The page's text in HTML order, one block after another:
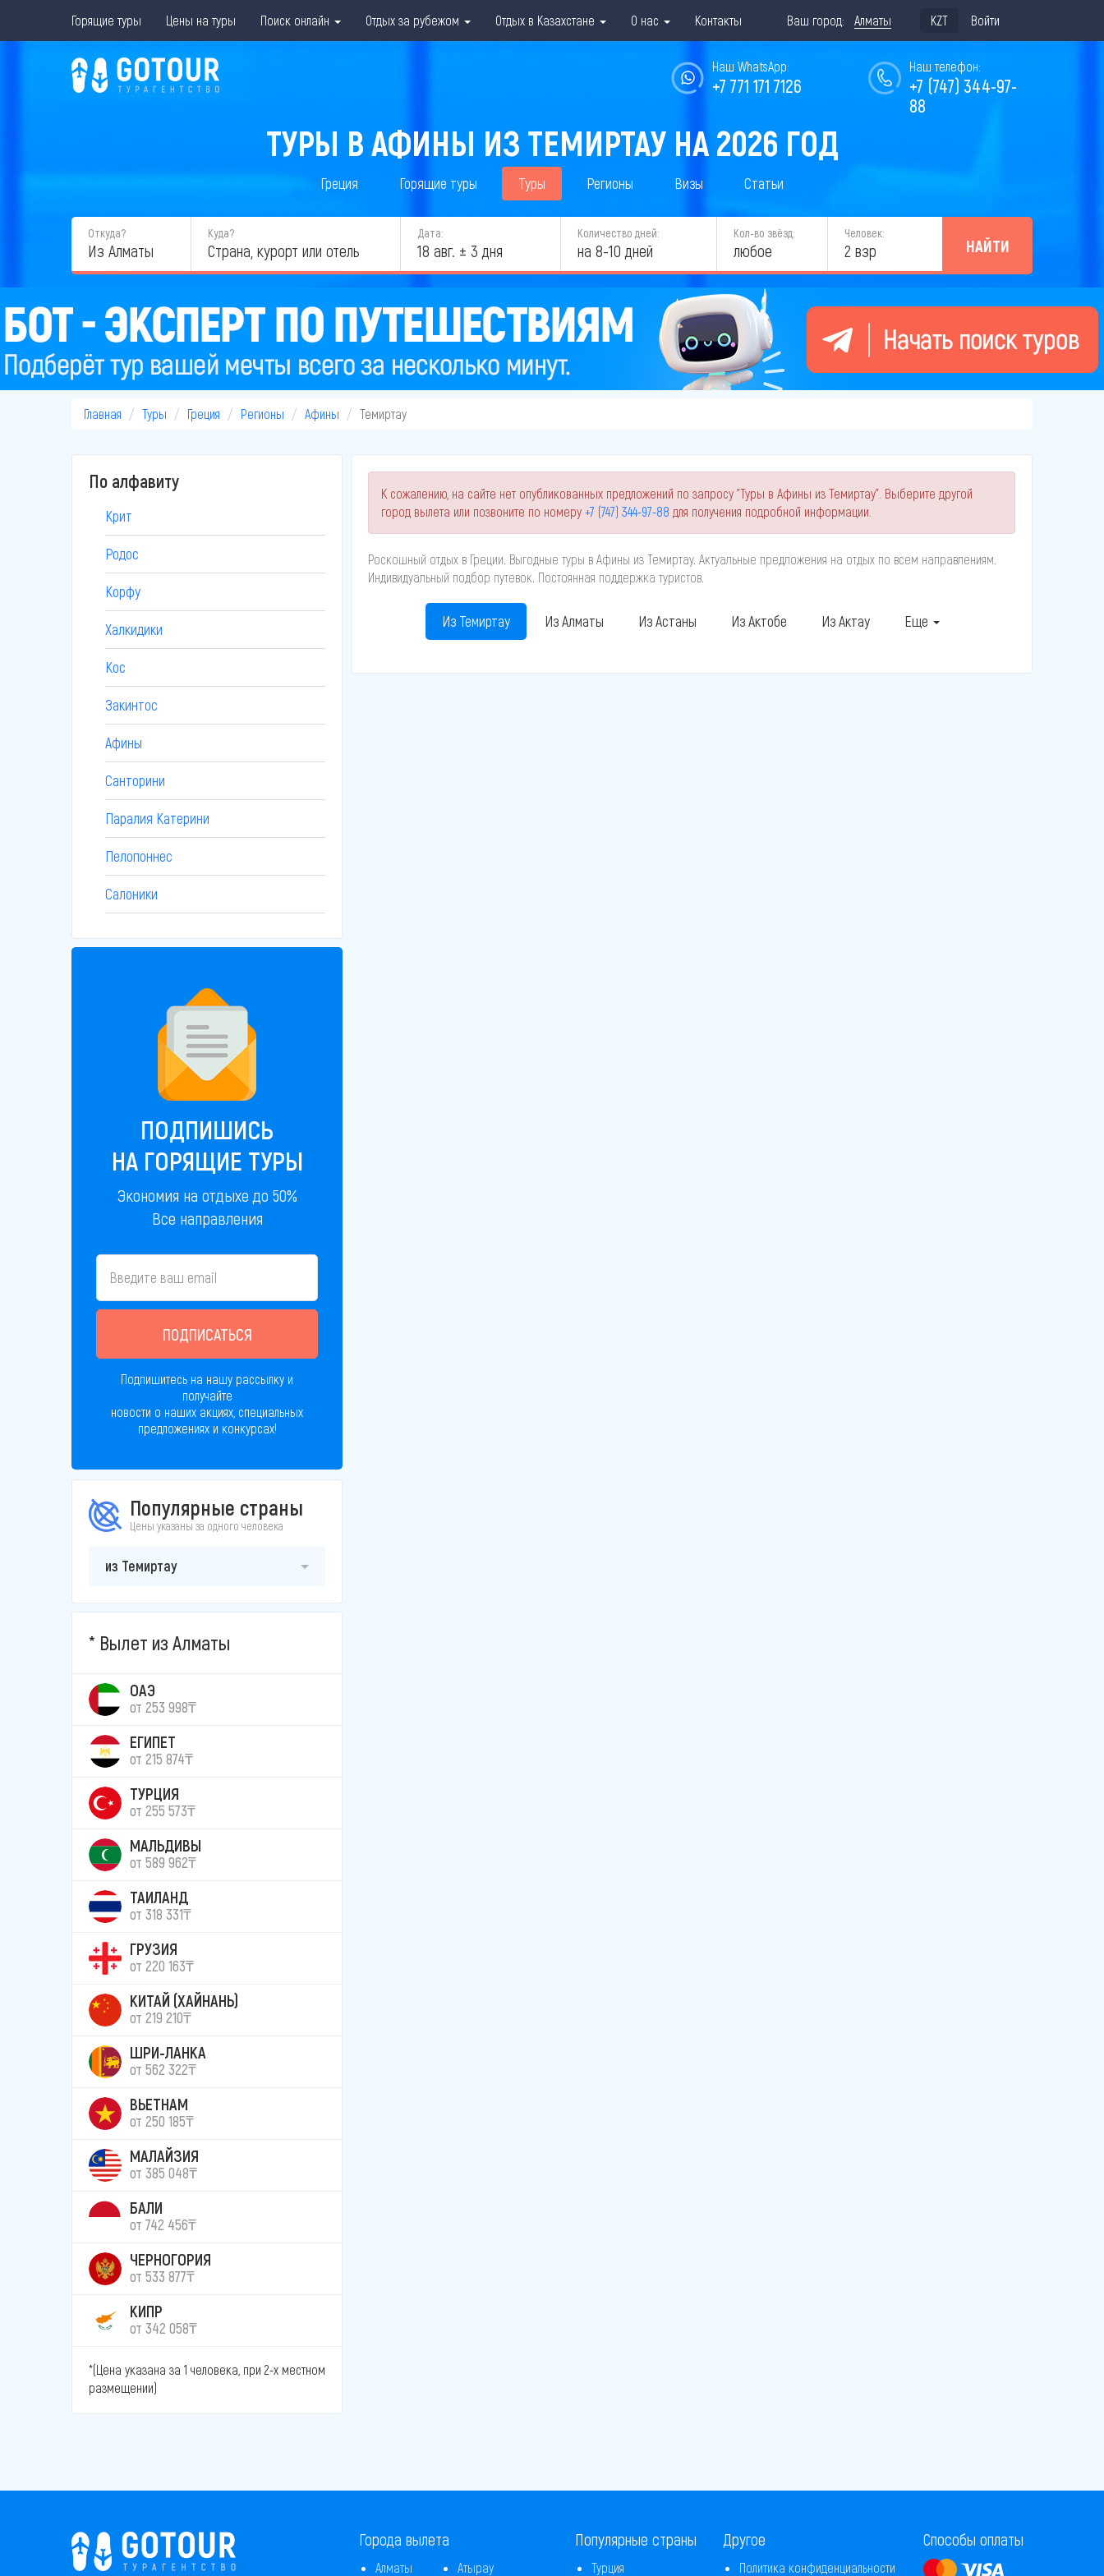
Горящие туры Цены на туры Поиск онлайн Отдых за рубежом Отдых в Казахстане О нас Контакты Ваш город: Алматы KZT Войти
Наш телефон:
+7 (747) 344-97-
88
Наш WhatsApp:
+7 771 171 7126
ТУРЫ В АФИНЫ ИЗ ТЕМИРТАУ НА 2026 ГОД
Греция Горящие туры Туры Регионы Визы Статьи
Откуда?
Из Алматы
Куда? Дата:
18 авг. ± 3 дня
Количество дней:
на 8-10 дней
Кол-во звёзд:
любое
Человек:
2 взр НАЙТИ
Главная Туры Греция Регионы Афины Темиртау
По алфавиту
Крит
Родос
Корфу
Халкидики
Кос
Закинтос
Афины
Санторини
Паралия Катерини
Пелопоннес
Салоники
ПОДПИШИСЬ
НА ГОРЯЩИЕ ТУРЫ
Экономия на отдыхе до 50%
Все направления
ПОДПИСАТЬСЯ
Подпишитесь на нашу рассылку и
получайте
новости о наших акциях, специальных
предложениях и конкурсах!
Популярные страны
Цены указаны за одного человека
из Темиртау
Вылет из Алматы
ОАЭ
от 253 998₸
ЕГИПЕТ
от 215 874₸
ТУРЦИЯ
от 255 573₸
МАЛЬДИВЫ
от 589 962₸
ТАИЛАНД
от 318 331₸
ГРУЗИЯ
от 220 163₸
КИТАЙ (ХАЙНАНЬ)
от 219 210₸
ШРИ-ЛАНКА
от 562 322₸
ВЬЕТНАМ
от 250 185₸
МАЛАЙЗИЯ
от 385 048₸
БАЛИ
от 742 456₸
ЧЕРНОГОРИЯ
от 533 877₸
КИПР
от 342 058₸
*(Цена указана за 1 человека, при 2-х местном
размещении)
К сожалению, на сайте нет опубликованных предложений по запросу "Туры в Афины из Темиртау". Выберите другой
город вылета или позвоните по номеру +7 (747) 344-97-88 для получения подробной информации.
Роскошный отдых в Греции. Выгодные туры в Афины из Темиртау. Актуальные предложения на отдых по всем направлениям.
Индивидуальный подбор путевок. Постоянная поддержка туристов.
Из Темиртау Из Алматы Из Астаны Из Актобе Из Актау Еще
Города вылета
Алматы Атырау
Популярные страны
Турция
Другое
Политика конфиденциальности
Способы оплаты